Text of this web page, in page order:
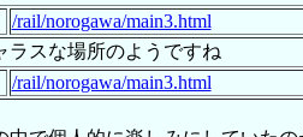
/rail/norogawa/main3.html
ラスな場所のようですね
/rail/norogawa/main3.html